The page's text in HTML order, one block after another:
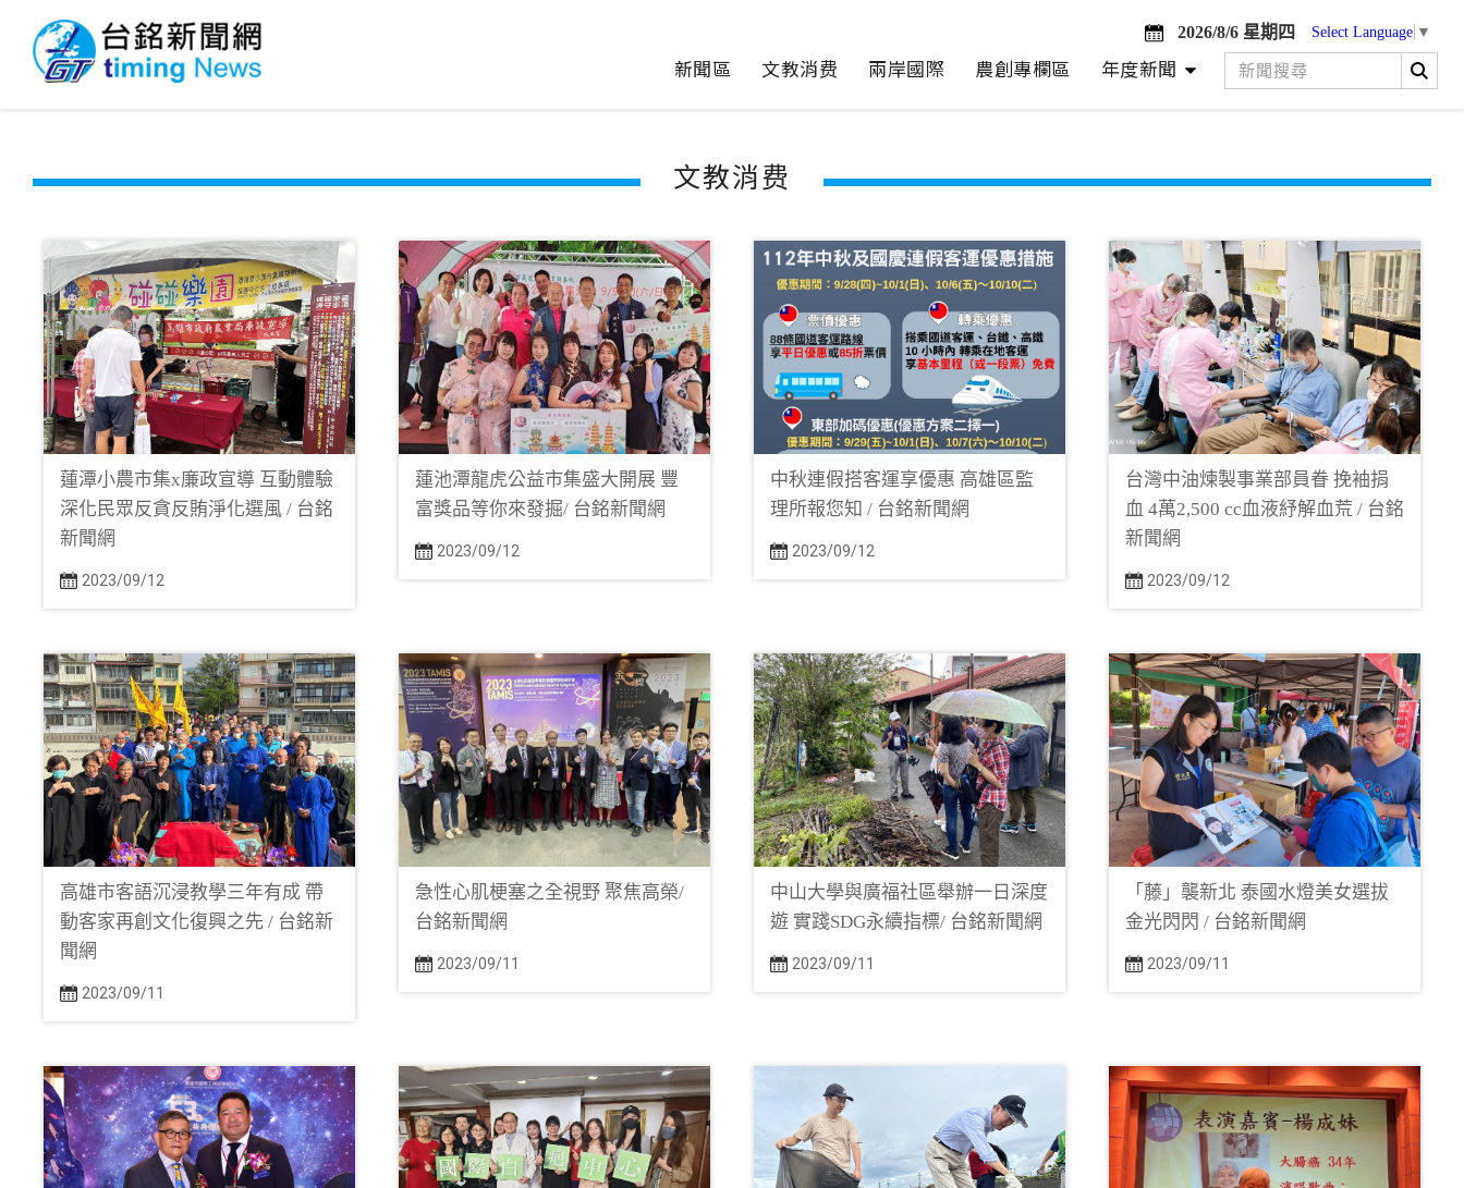
2026/8/6 星期四 Select Language ▼
新聞區 文教消费 兩岸國際 農創專欄區 年度新聞
文教消费
蓮潭小農市集x廉政宣導 互動體驗
深化民眾反貪反賄淨化選風 / 台銘
新聞網
2023/09/12
蓮池潭龍虎公益市集盛大開展 豐
富獎品等你來發掘/ 台銘新聞網
2023/09/12
中秋連假搭客運享優惠 高雄區監
理所報您知 / 台銘新聞網
2023/09/12
台灣中油煉製事業部員眷 挽袖捐
血 4萬2,500 cc血液紓解血荒 / 台銘
新聞網
2023/09/12
高雄市客語沉浸教學三年有成 帶
動客家再創文化復興之先 / 台銘新
聞網
2023/09/11
急性心肌梗塞之全視野 聚焦高榮/
台銘新聞網
2023/09/11
中山大學與廣福社區舉辦一日深度
遊 實踐SDG永續指標/ 台銘新聞網
2023/09/11
「藤」襲新北 泰國水燈美女選拔
金光閃閃 / 台銘新聞網
2023/09/11